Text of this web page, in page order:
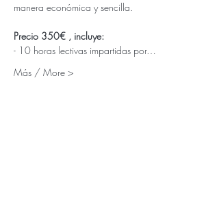
manera económica y sencilla.
Precio 350€ , incluye:
- 10 horas lectivas impartidas por…
Más / More >